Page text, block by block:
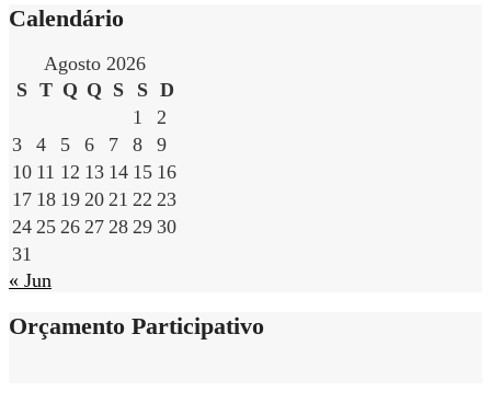
Calendário
Agosto 2026
S T Q Q S S D
1
2
3
4 5 6 7 8
9
10 11 12 13 14 15 16
17 18 19 20 21 22 23
24 25 26 27 28 29 30
31
« Jun
Orçamento Participativo